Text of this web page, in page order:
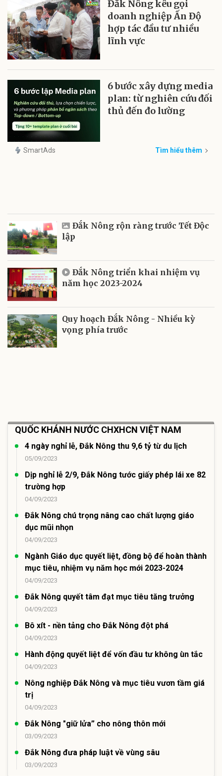
Đắk Nông kêu gọi
doanh nghiệp Ấn Độ
hợp tác đầu tư nhiều
lĩnh vực
6 bước xây dựng media
plan: từ nghiên cứu đối
thủ đến đo lường
SmartAds Tìm hiểu thêm
Đắk Nông rộn ràng trước Tết Độc
lập
Đắk Nông triển khai nhiệm vụ
năm học 2023-2024
Quy hoạch Đắk Nông - Nhiều kỳ
vọng phía trước
QUỐC KHÁNH NƯỚC CHXHCN VIỆT NAM
4 ngày nghỉ lễ, Đắk Nông thu 9,6 tỷ từ du lịch
05/09/2023
Dịp nghỉ lễ 2/9, Đắk Nông tước giấy phép lái xe 82
trường hợp
04/09/2023
Đắk Nông chú trọng nâng cao chất lượng giáo
dục mũi nhọn
04/09/2023
Ngành Giáo dục quyết liệt, đồng bộ để hoàn thành
mục tiêu, nhiệm vụ năm học mới 2023-2024
04/09/2023
Đắk Nông quyết tâm đạt mục tiêu tăng trưởng
04/09/2023
Bô xít - nền tảng cho Đắk Nông đột phá
04/09/2023
Hành động quyết liệt để vốn đầu tư không ùn tắc
04/09/2023
Nông nghiệp Đắk Nông và mục tiêu vươn tầm giá
trị
04/09/2023
Đắk Nông "giữ lửa” cho nông thôn mới
03/09/2023
Đắk Nông đưa pháp luật về vùng sâu
03/09/2023